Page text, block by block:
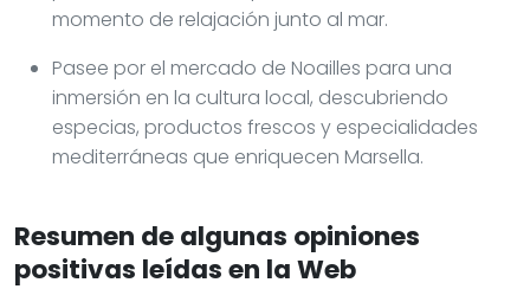
momento de relajación junto al mar.
Pasee por el mercado de Noailles para una
inmersión en la cultura local, descubriendo
especias, productos frescos y especialidades
mediterráneas que enriquecen Marsella.
Resumen de algunas opiniones
positivas leídas en la Web